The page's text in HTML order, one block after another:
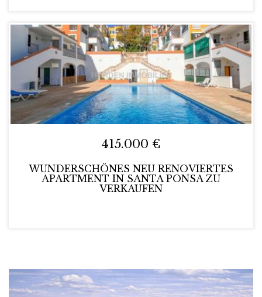
415.000 €
WUNDERSCHÖNES NEU RENOVIERTES
APARTMENT IN SANTA PONSA ZU
VERKAUFEN